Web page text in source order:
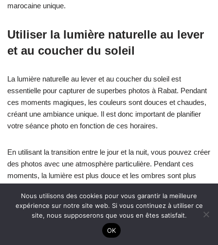
marocaine unique.
Utiliser la lumière naturelle au lever
et au coucher du soleil
La lumière naturelle au lever et au coucher du soleil est
essentielle pour capturer de superbes photos à Rabat. Pendant
ces moments magiques, les couleurs sont douces et chaudes,
créant une ambiance unique. Il est donc important de planifier
votre séance photo en fonction de ces horaires.
En utilisant la transition entre le jour et la nuit, vous pouvez créer
des photos avec une atmosphère particulière. Pendant ces
moments, la lumière est plus douce et les ombres sont plus
clichés. Vous pouvez jouer avec les reflets sur l’eau ou sur les
bâtiments pour ajouter une touche spéciale à vos photos.
Une autre astuce consiste à utiliser le ciel coloré comme
Nous utilisons des cookies pour vous garantir la meilleure
expérience sur notre site web. Si vous continuez à utiliser ce
site, nous supposerons que vous en êtes satisfait.
OK